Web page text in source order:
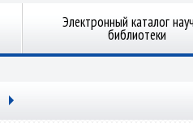
Электронный каталог
библиотеки